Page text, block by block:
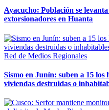
Ayacucho: Población se
extorsionadores en Huanta
Red de Medios Regionales
Sismo en Junín: suben a 15 los
viviendas destruidas o